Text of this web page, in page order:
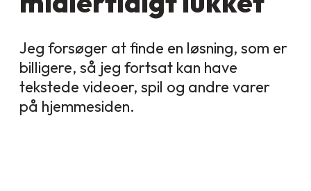
Jeg forsøger at finde en løsning, som er
billigere, så jeg fortsat kan have
tekstede videoer, spil og andre varer
på hjemmesiden.